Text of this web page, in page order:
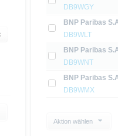
DB9WGY
BNP Paribas
DB9WLT
BNP Paribas
DB9WNT
BNP Paribas
DB9WMX
Aktion wählen